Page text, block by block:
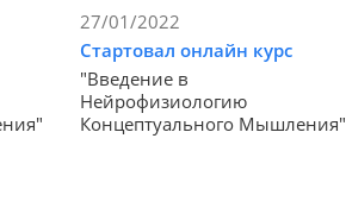
27/01/2022
Стартовал онлайн курс
"Введение в
Нейрофизиологию
Концептуального Мышления"